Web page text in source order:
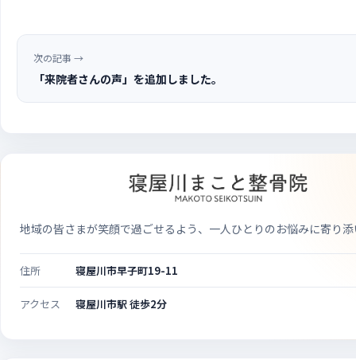
次の記事 →
「来院者さんの声」を追加しました。
地域の皆さまが笑顔で過ごせるよう、一人ひとりのお悩みに寄り
住所 寝屋川市早子町19-11
アクセス 寝屋川市駅 徒歩2分